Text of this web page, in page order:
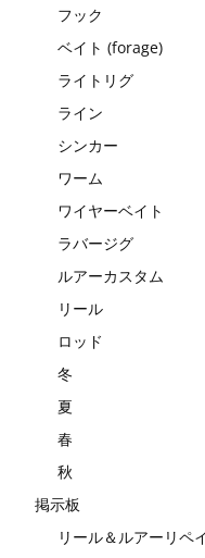
フック
ベイト (forage)
ライトリグ
ライン
シンカー
ワーム
ワイヤーベイト
ラバージグ
ルアーカスタム
リール
ロッド
冬
夏
春
秋
掲示板
リール＆ルアーリペ